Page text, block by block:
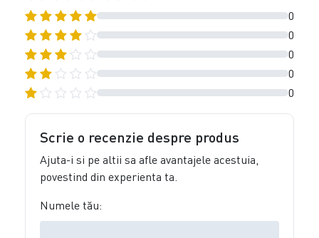
0
0
0
0
0
Scrie o recenzie despre produs
Ajuta-i si pe altii sa afle avantajele acestuia,
povestind din experienta ta.
Numele tău: